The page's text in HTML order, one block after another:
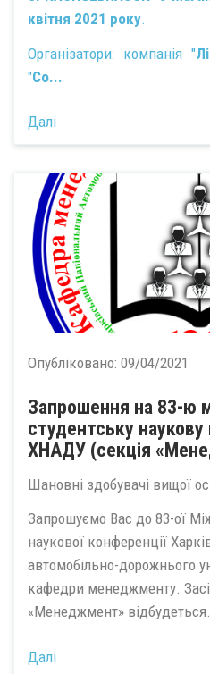
квітня 2021 року.
Організатори: компанія "
"Co...
Далі
Опубліковано: 09/04/2021
Запрошення на 83-ю
студентську
ХНАДУ (секція
Шановні здобувачі вищої
Запрошуємо Вас до 83-ої
наукової конференції
автомобільно-дорожнього
кафедри менеджменту.
«Менеджмент»
Далі